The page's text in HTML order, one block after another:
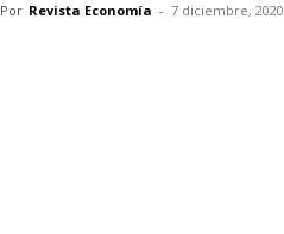
Por Revista Economía - 7 diciembre, 2020